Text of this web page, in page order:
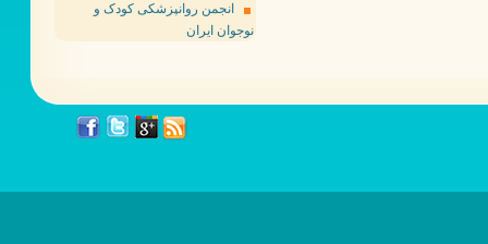
انجمن روانپزشکی کودک و
نوجوان ایران